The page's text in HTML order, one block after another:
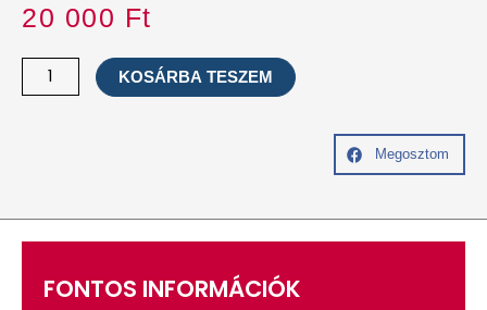
20 000 Ft
One
Brain/Touch
kezelés
perc
mennyiség
KOSÁRBA TESZEM
Megosztom
FONTOS INFORMÁCIÓK